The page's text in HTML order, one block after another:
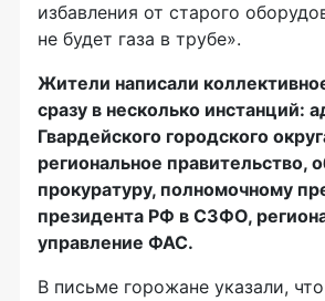
избавления от старого
не будет газа в трубе».
Жители написали
сразу в несколько инстанций:
Гвардейского городского
региональное правительство,
прокуратуру, полномочному
президента РФ в СЗФО,
управление ФАС.
В письме горожане указали,